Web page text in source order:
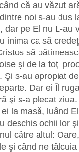
că au văzut
noi s-au dus
dar pe El nu L-au
inima ca să
să
şi de la toţi
Şi s-au apropiat
Dar ei Îl
şi s-a plecat
la masă, luând
deschis ochii lor
către altul:
şi când ne